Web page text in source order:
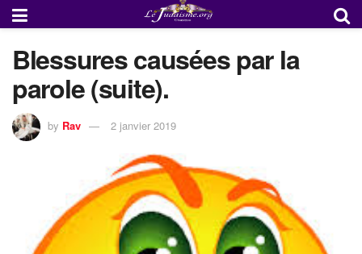
Blessures causées par la
parole (suite).
by Rav 2 janvier 2019